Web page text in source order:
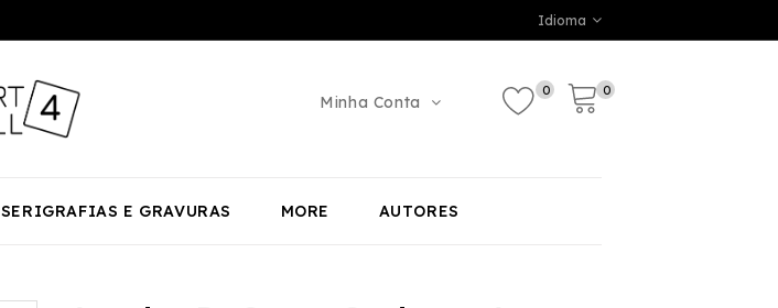
Idioma
Minha Conta
0 0
SERIGRAFIAS E GRAVURAS MORE AUTORES